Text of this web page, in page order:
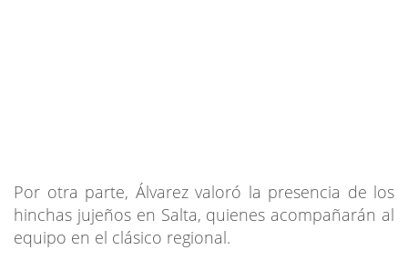
Por otra parte, Álvarez valoró la presencia de los
hinchas jujeños en Salta, quienes acompañarán al
equipo en el clásico regional.